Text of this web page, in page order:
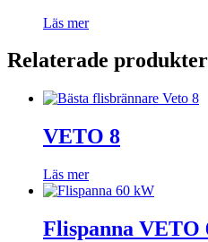
Läs mer
Relaterade produkter
VETO 8
Läs mer
Flispanna VETO